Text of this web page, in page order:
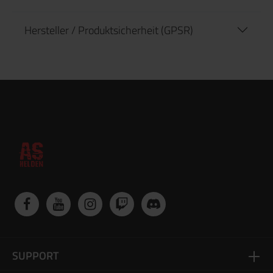
Hersteller / Produktsicherheit (GPSR)
SUPPORT